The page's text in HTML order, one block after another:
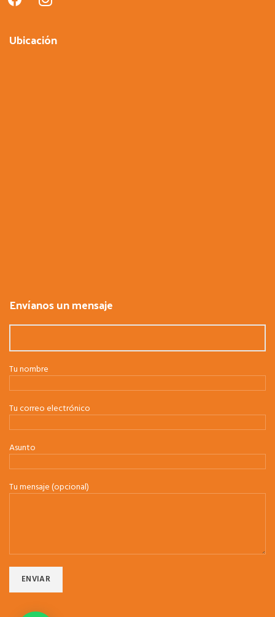
Ubicación
Envíanos un mensaje
Tu nombre
Tu correo electrónico
Asunto
Tu mensaje (opcional)